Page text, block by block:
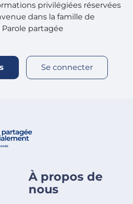
privilégiées réservées
dans la famille de
partagée
Se connecter
À propos de
nous